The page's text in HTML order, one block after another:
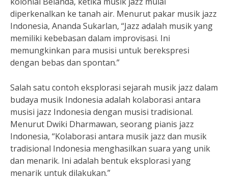
diperkenalkan ke tanah air. Menurut pakar musik jazz
Indonesia, Ananda Sukarlan, “Jazz adalah musik yang
memiliki kebebasan dalam improvisasi. Ini
memungkinkan para musisi untuk berekspresi
dengan bebas dan spontan.”
Salah satu contoh eksplorasi sejarah musik jazz dalam
budaya musik Indonesia adalah kolaborasi antara
musisi jazz Indonesia dengan musisi tradisional.
Menurut Dwiki Dharmawan, seorang pianis jazz
Indonesia, “Kolaborasi antara musik jazz dan musik
tradisional Indonesia menghasilkan suara yang unik
dan menarik. Ini adalah bentuk eksplorasi yang
menarik untuk dilakukan.”